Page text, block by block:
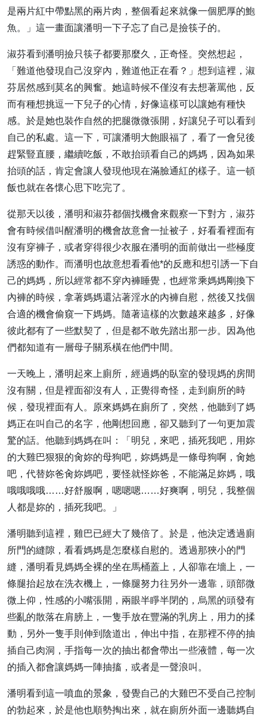
是兩片紅中帶點黑的兩片肉，整個看起來就像一個肥厚的鮑
魚。」這一畫面讓潘明一下子忘了自己是撿筷子的。
淑芬看到潘明撿只筷子都要那麼久，正奇怪。突然想起，
「難道他發現自己沒穿內，難道他正在看？」想到這裡，淑
芬居然感到莫名的興奮。她這時候不僅沒有去想著罵他，反
而有種想挑逗一下兒子的心情，好像這樣可以讓她有種快
感。於是她也裝作自然的把腿微微張開，好讓兒子可以看到
自己的私處。這一下，可讓潘明大飽眼福了，看了一會兒後
趕緊豎直腰，繼續吃飯，不敢抬頭看自己的媽媽，因為如果
抬頭的話，肯定會讓人發現他現在滿臉通紅的樣子。這一頓
飯也就在各懷心思下吃完了。
從那天以後，潘明和淑芬都個找機會來觀察一下對方，淑芬
會有時候借叫醒潘明的機會故意會一扯被子，好看看裡面有
沒有穿褲子，或者穿得很少衣服在潘明的面前做出一些極度
誘惑的動作。而潘明也故意想看看他*的反應和想引誘一下自
己的媽媽，所以經常都不穿內褲睡覺，也經常乘媽媽剛換下
內褲的時候，拿著媽媽還沾著淫水的內褲自慰，然後又找個
合適的機會偷窺一下媽媽。隨著這樣的次數越來越多，好像
彼此都有了一些默契了，但是都不敢先踏出那一步。因為他
們都知道有一層母子關系橫在他們中間。
一天晚上，潘明起來上廁所，經過媽的臥室的發現媽的房間
沒有關，但是裡面卻沒有人，正覺得奇怪，走到廁所的時
候，發現裡面有人。原來媽媽在廁所了，突然，他聽到了媽
媽正在叫自己的名字，他剛想回應，卻又聽到了一句更加震
驚的話。他聽到媽媽在叫：「明兒，來吧，插死我吧，用妳
的大雞巴狠狠的肏妳的母狗吧，妳媽媽是一條母狗啊，肏她
吧，代替妳爸肏妳媽吧，要怪就怪妳爸，不能滿足妳媽，哦
哦哦哦哦……好舒服啊，嗯嗯嗯……好爽啊，明兒，我整個
人都是妳的，插死我吧。」
潘明聽到這裡，雞巴已經大了幾倍了。於是，他決定透過廁
所門的縫隙，看看媽媽是怎麼樣自慰的。透過那狹小的門
縫，潘明看見媽媽全裸的坐在馬桶蓋上，人卻靠在墻上，一
條腿抬起放在洗衣機上，一條腿努力往另外一邊靠，頭部微
微上仰，性感的小嘴張開，兩眼半睜半閉的，烏黑的頭發有
些亂的散落在肩膀上，一隻手放在豐滿的乳房上，用力的揉
動，另外一隻手則伸到陰道出，伸出中指，在那裡不停的抽
插自己肉洞，手指每一次的抽出都會帶出一些液體，每一次
的插入都會讓媽媽一陣抽搐，或者是一聲浪叫。
潘明看到這一噴血的景象，發覺自己的大雞巴不受自己控制
的勃起來，於是他也順勢掏出來，就在廁所外面一邊聽媽自